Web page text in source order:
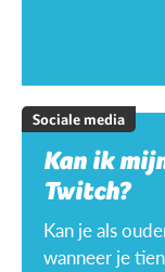
Sociale media
Kan ik
Twitch?
Kan je als
wanneer je